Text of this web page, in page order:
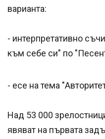
варианта:
- интерпретативно
към себе си" по
- есе на тема
Над 53 000
явяват на първата